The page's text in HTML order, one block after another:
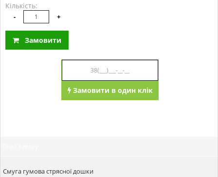
Кількість:
- +
Замовити
Замовити в один клік
Смуга гумова стрясної дошки